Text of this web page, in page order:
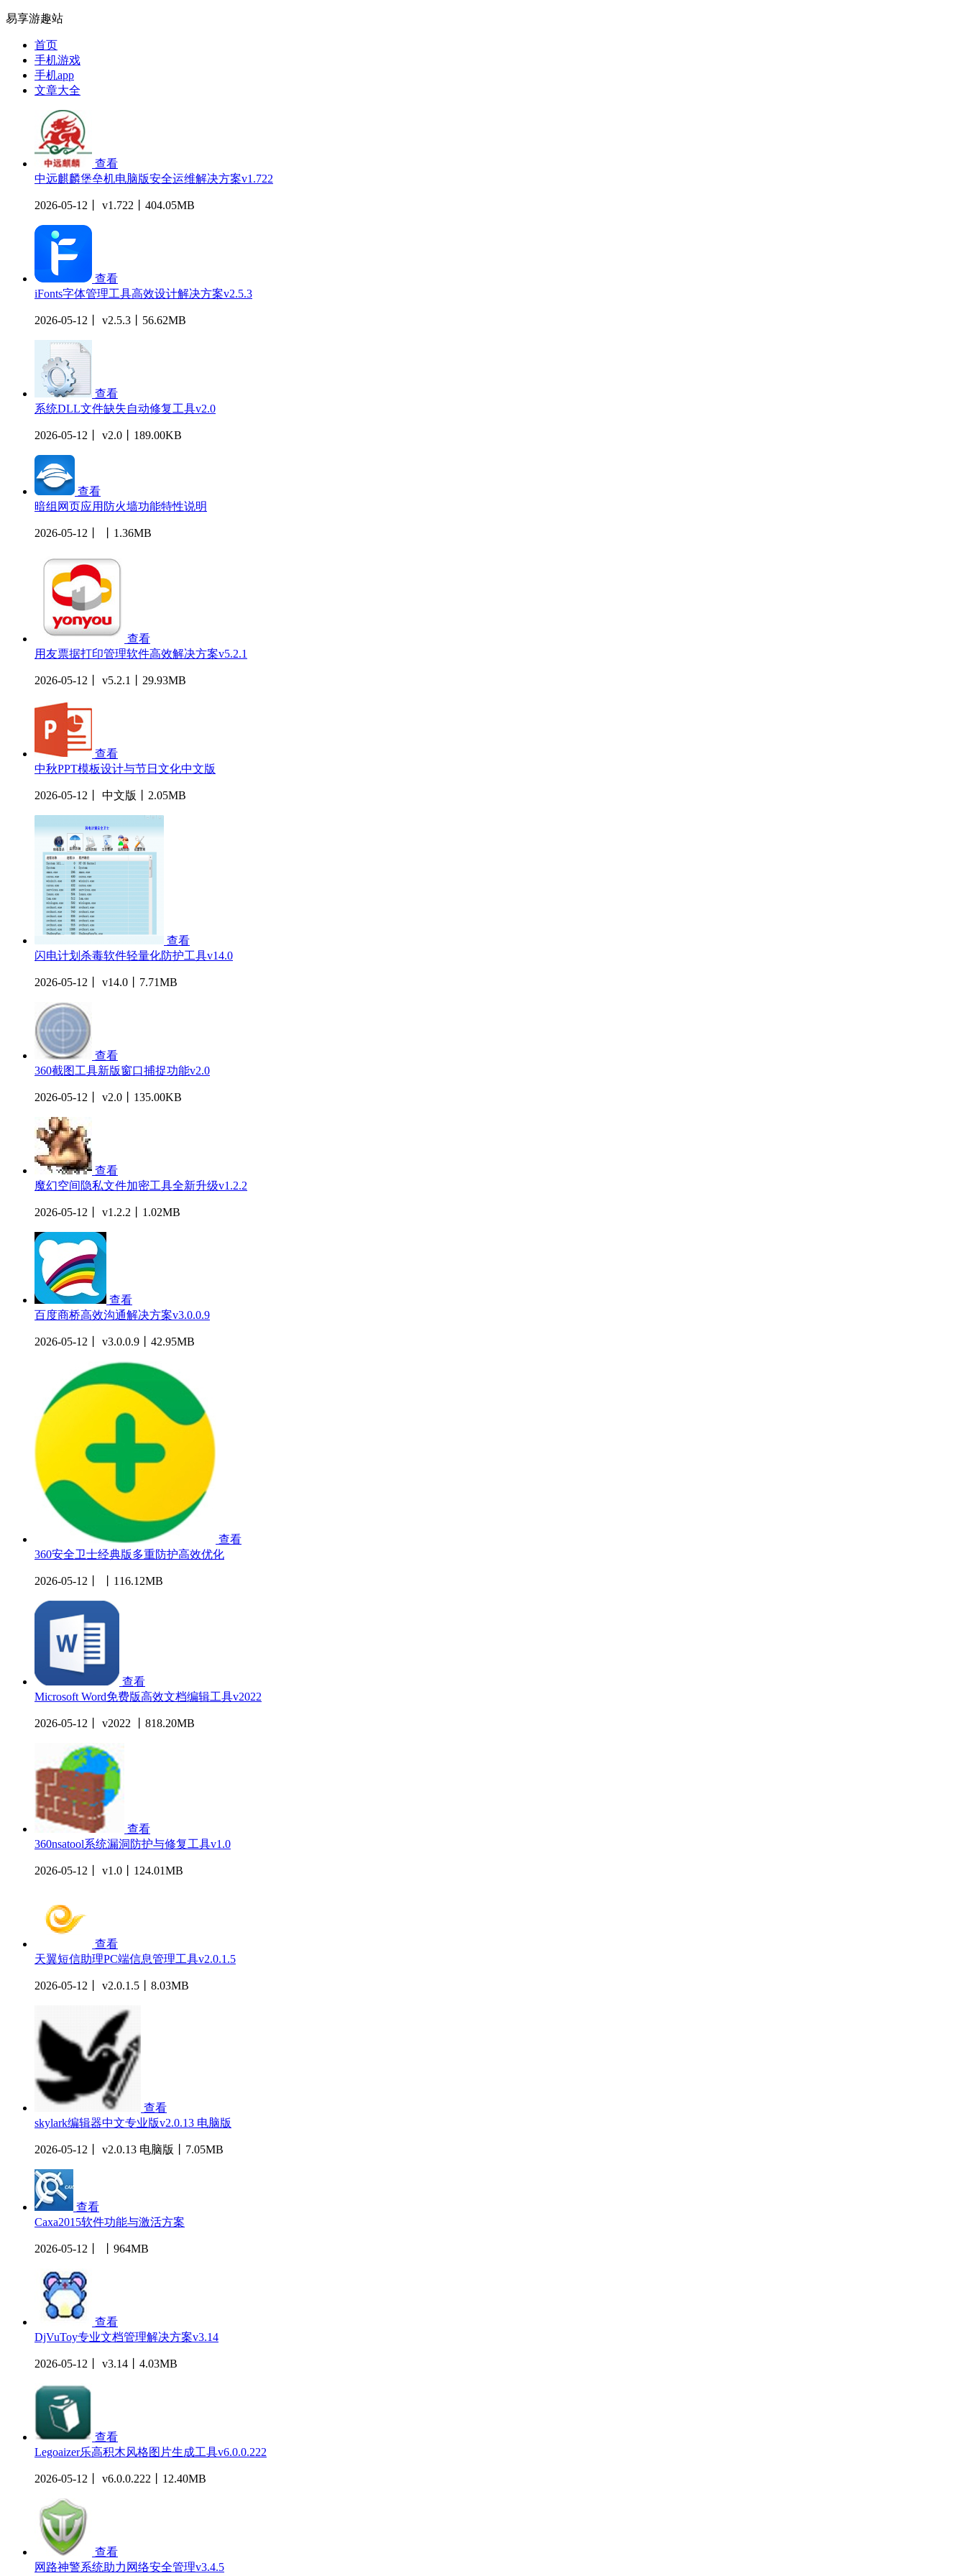
易享游趣站
首页
手机游戏
手机app
文章大全
查看
中远麒麟堡垒机电脑版安全运维解决方案v1.722
2026-05-12丨 v1.722丨404.05MB
查看
iFonts字体管理工具高效设计解决方案v2.5.3
2026-05-12丨 v2.5.3丨56.62MB
查看
系统DLL文件缺失自动修复工具v2.0
2026-05-12丨 v2.0丨189.00KB
查看
暗组网页应用防火墙功能特性说明
2026-05-12丨 丨1.36MB
查看
用友票据打印管理软件高效解决方案v5.2.1
2026-05-12丨 v5.2.1丨29.93MB
查看
中秋PPT模板设计与节日文化中文版
2026-05-12丨 中文版丨2.05MB
查看
闪电计划杀毒软件轻量化防护工具v14.0
2026-05-12丨 v14.0丨7.71MB
查看
360截图工具新版窗口捕捉功能v2.0
2026-05-12丨 v2.0丨135.00KB
查看
魔幻空间隐私文件加密工具全新升级v1.2.2
2026-05-12丨 v1.2.2丨1.02MB
查看
百度商桥高效沟通解决方案v3.0.0.9
2026-05-12丨 v3.0.0.9丨42.95MB
查看
360安全卫士经典版多重防护高效优化
2026-05-12丨 丨116.12MB
查看
Microsoft Word免费版高效文档编辑工具v2022
2026-05-12丨 v2022 丨818.20MB
查看
360nsatool系统漏洞防护与修复工具v1.0
2026-05-12丨 v1.0丨124.01MB
查看
天翼短信助理PC端信息管理工具v2.0.1.5
2026-05-12丨 v2.0.1.5丨8.03MB
查看
skylark编辑器中文专业版v2.0.13 电脑版
2026-05-12丨 v2.0.13 电脑版丨7.05MB
查看
Caxa2015软件功能与激活方案
2026-05-12丨 丨964MB
查看
DjVuToy专业文档管理解决方案v3.14
2026-05-12丨 v3.14丨4.03MB
查看
Legoaizer乐高积木风格图片生成工具v6.0.0.222
2026-05-12丨 v6.0.0.222丨12.40MB
查看
网路神警系统助力网络安全管理v3.4.5